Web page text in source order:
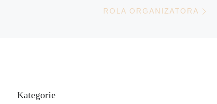
ROLA ORGANIZATORA
Kategorie